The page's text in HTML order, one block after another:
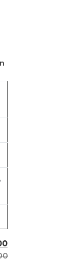
Current
price
Original